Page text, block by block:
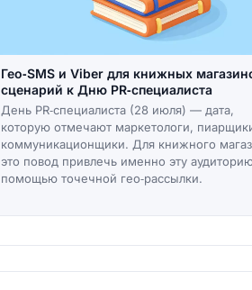
Гео‑SMS и Viber для книжных
сценарий к Дню PR‑специалиста
День PR‑специалиста (28 июля) — дата,
которую отмечают маркетологи,
коммуникационщики. Для книжного
это повод привлечь именно эту
помощью точечной гео‑рассылки.